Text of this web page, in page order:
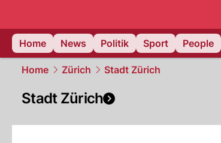
Home
News Politik Sport People
Home Zürich Stadt Zürich
Stadt Zürich